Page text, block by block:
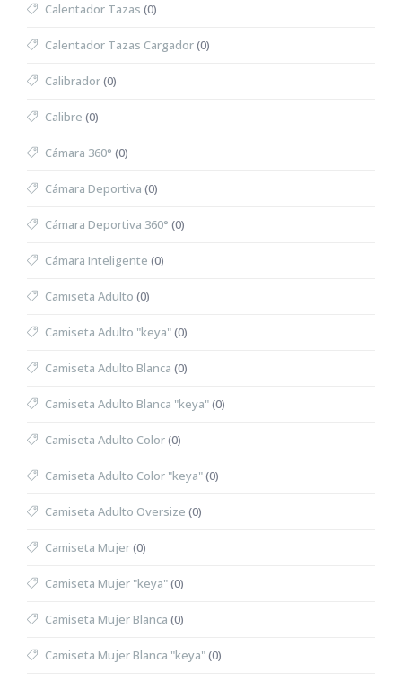
Calentador Tazas (0)
Calentador Tazas Cargador(0)
Calibrador(0)
Calibre (0)
Cámara 360° (0)
Cámara Deportiva (0)
Cámara Deportiva 360° (0)
Cámara Inteligente (0)
Camiseta Adulto (0)
Camiseta Adulto "keya"(0)
Camiseta Adulto Blanca (0)
Camiseta Adulto Blanca "keya"(0)
Camiseta Adulto Color(0)
Camiseta Adulto Color "keya"(0)
Camiseta Adulto Oversize (0)
Camiseta Mujer(0)
Camiseta Mujer "keya"(0)
Camiseta Mujer Blanca (0)
Camiseta Mujer Blanca "keya"(0)